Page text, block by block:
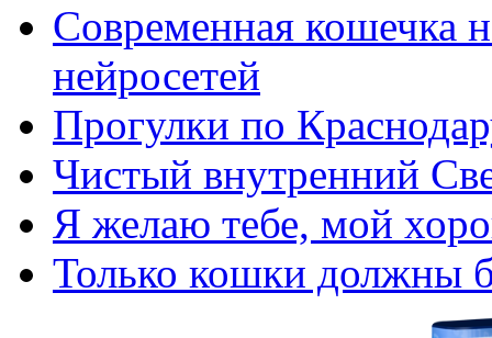
Современная кошечка
нейросетей
Прогулки по
Чистый внутренний
Я желаю тебе, мой
Только кошки должны